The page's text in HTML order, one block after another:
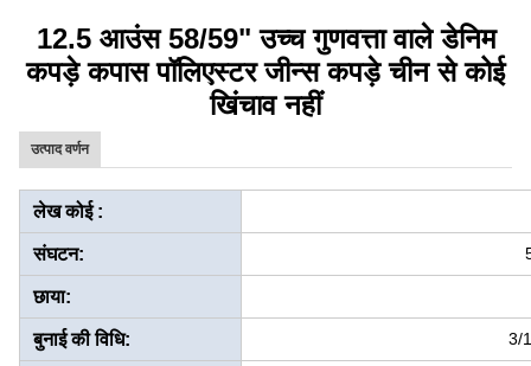
12.5 आउंस 58/59" उच्च गुणवत्ता वाले डेनिम
कपड़े कपास पॉलिएस्टर जीन्स कपड़े चीन से कोई
खिंचाव नहीं
उत्पाद वर्णन
लेख कोई :
संघटन:
छाया:
बुनाई की विधि: 3/1